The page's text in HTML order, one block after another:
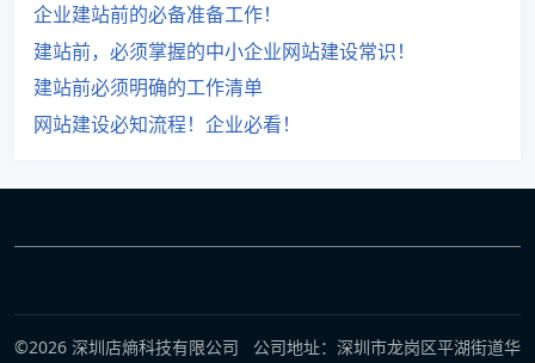
企业建站前的必备准备工作！
建站前，必须掌握的中小企业网站建设常识！
建站前必须明确的工作清单
网站建设必知流程！企业必看！
©2026 深圳店熵科技有限公司 公司地址：深圳市龙岗区平湖街道华